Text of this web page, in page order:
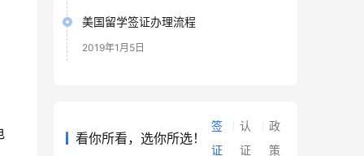
美国留学签证办理流程
2019年1月5日
看你所看，选你所选！
签
证
认
证
政
策